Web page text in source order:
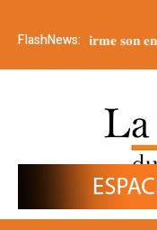
FlashNews:𝐬𝐨𝐧 𝐞𝐧𝐠𝐚𝐠𝐞𝐦𝐞𝐧𝐭